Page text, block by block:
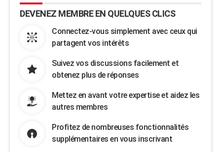
DEVENEZ MEMBRE EN QUELQUES CLICS
Connectez-vous simplement avec ceux qui
partagent vos intérêts
Suivez vos discussions facilement et
obtenez plus de réponses
Mettez en avant votre expertise et aidez les
autres membres
Profitez de nombreuses fonctionnalités
supplémentaires en vous inscrivant